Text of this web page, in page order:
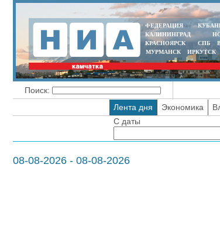
ФЕДЕРАЦИЯ
КАЛИНИНГРАД
КРАСНОЯРСК
СПБ
МУРМАНСК
ИРКУТСК
Поиск:
Лента дня
Экономика
С даты
08-08-2026 - 08-08-2026